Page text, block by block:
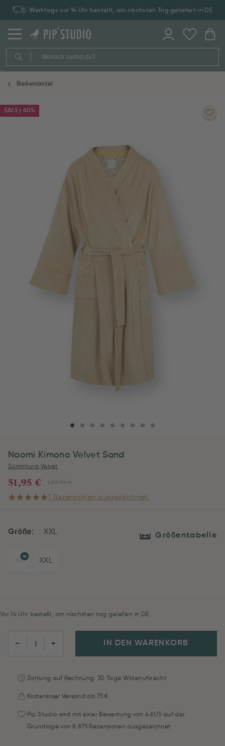
Werktags vor 14 Uhr bestellt, am nächsten Tag geliefert in DE
Bademäntel
SALE | 60%
Naomi Kimono Velvet Sand
Sammlung Velvet
129,95 €
51,95 €
1 Rezensionen ausgezeichnet.
Größe: XXL Größentabelle
XL XXL
Vor 14 Uhr bestellt, am nächsten tag geliefert in DE
− + IN DEN WARENKORB
Zahlung auf Rechnung: 30 Tage Widerrufsrecht
Kostenloser Versand ab 75 €
Pip Studio wird mit einer Bewertung von 4.61/5 auf der
Grundlage von 8.875 Rezensionen ausgezeichnet